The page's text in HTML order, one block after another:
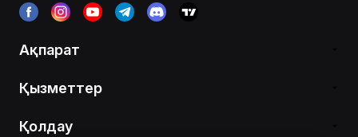
Ақпарат
Қызметтер
Қолдау